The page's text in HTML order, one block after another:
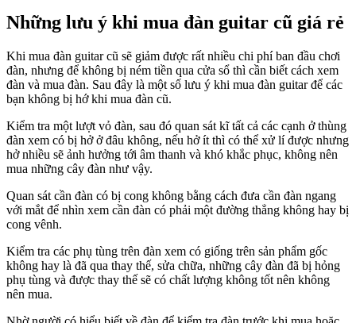
Những lưu ý khi mua đàn guitar cũ giá rẻ
Khi mua đàn guitar cũ sẽ giảm được rất nhiều chi phí ban đầu chơi
đàn, nhưng để không bị ném tiền qua cửa sổ thì cần biết cách xem
đàn và mua đàn. Sau đây là một số lưu ý khi mua đàn guitar để các
bạn không bị hớ khi mua đàn cũ.
Kiểm tra một lượt vỏ đàn, sau đó quan sát kĩ tất cả các cạnh ở thùng
đàn xem có bị hở ở đâu không, nếu hở ít thì có thể xử lí được nhưng
hở nhiều sẽ ảnh hưởng tới âm thanh và khó khắc phục, không nên
mua những cây đàn như vậy.
Quan sát cần đàn có bị cong không bằng cách đưa cần đàn ngang
với mắt để nhìn xem cần đàn có phải một đường thẳng không hay bị
cong vênh.
Kiểm tra các phụ tùng trên đàn xem có giống trên sản phẩm gốc
không hay là đã qua thay thế, sửa chữa, những cây đàn đã bị hỏng
phụ tùng và được thay thế sẽ có chất lượng không tốt nên không
nên mua.